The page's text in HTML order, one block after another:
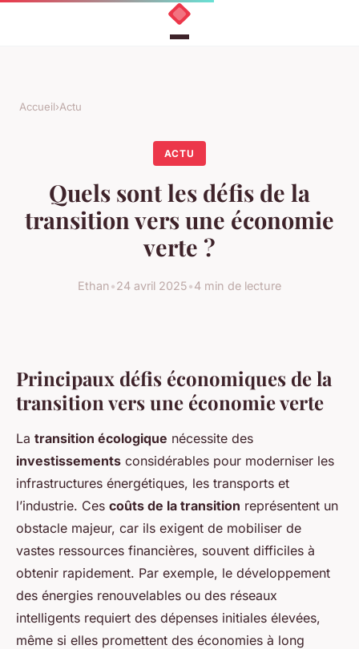
Accueil›Actu
ACTU
Quels sont les défis de la
transition vers une économie
verte ?
Ethan•24 avril 2025•4 min de lecture
Principaux défis économiques de la
transition vers une économie verte
La transition écologique nécessite des
investissements considérables pour moderniser les
infrastructures énergétiques, les transports et
l’industrie. Ces coûts de la transition représentent un
obstacle majeur, car ils exigent de mobiliser de
vastes ressources financières, souvent difficiles à
obtenir rapidement. Par exemple, le développement
des énergies renouvelables ou des réseaux
intelligents requiert des dépenses initiales élevées,
même si elles promettent des économies à long